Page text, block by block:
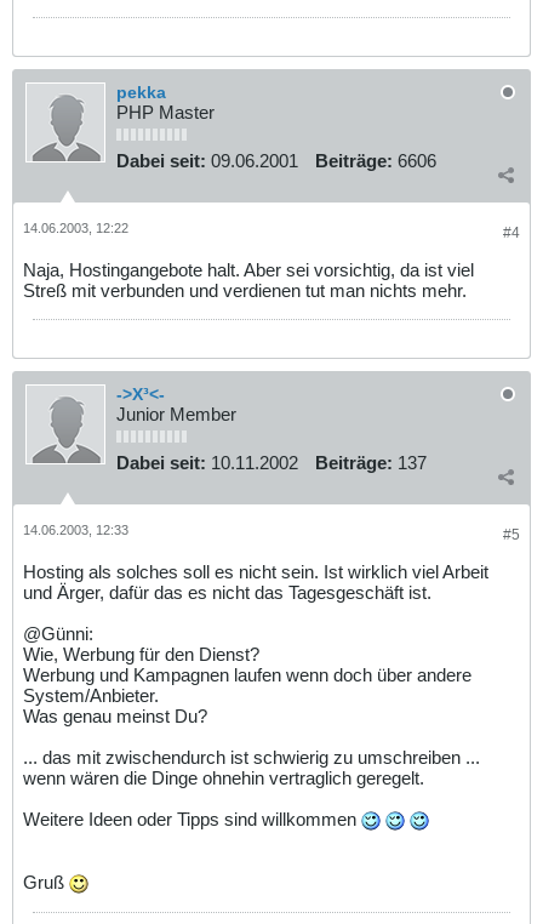
pekka
PHP Master
Dabei seit: 09.06.2001 Beiträge: 6606
#4
14.06.2003, 12:22
Naja, Hostingangebote halt. Aber sei vorsichtig, da ist viel
Streß mit verbunden und verdienen tut man nichts mehr.
->X³<-
Junior Member
Dabei seit: 10.11.2002 Beiträge: 137
#5
14.06.2003, 12:33
Hosting als solches soll es nicht sein. Ist wirklich viel Arbeit
und Ärger, dafür das es nicht das Tagesgeschäft ist.
@Günni:
Wie, Werbung für den Dienst?
Werbung und Kampagnen laufen wenn doch über andere
System/Anbieter.
Was genau meinst Du?
... das mit zwischendurch ist schwierig zu umschreiben ...
wenn wären die Dinge ohnehin vertraglich geregelt.
Weitere Ideen oder Tipps sind willkommen
Gruß